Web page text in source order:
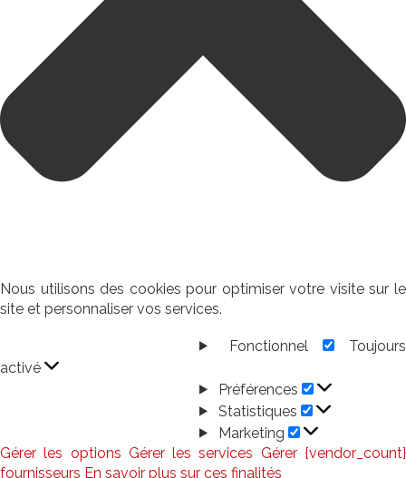
Nous utilisons des cookies pour optimiser votre visite sur le
site et personnaliser vos services.
Fonctionnel
Toujours
activé
Préférences
Statistiques
Marketing
Gérer les options Gérer les services Gérer {vendor_count}
fournisseurs En savoir plus sur ces finalités